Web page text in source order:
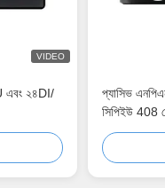
VIDEO
এবং ২৪DI/
প্যাসিভ
সিপিইউ 408